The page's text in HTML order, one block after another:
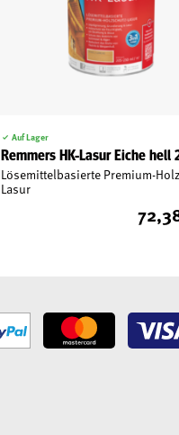
Auf Lager
Remmers HK-Lasur Eiche hell
Lösemittelbasierte Premium-
Lasur